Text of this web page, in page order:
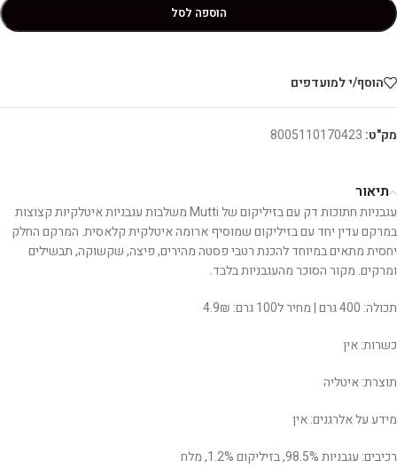
הוספה לסל
הוסף/י למועדפים
מק"ט: 8005110170423
תיאור
עגבניות חתוכות דק עם בזיליקום של Mutti משלבות עגבניות איטלקיות קצוצות
במרקם עדין יחד עם בזיליקום שמוסיף ארומה איטלקית קלאסית. המרקם החלק
יחסית מתאים במיוחד להכנת רטבי פסטה מהירים, פיצה, שקשוקה, תבשילים
ומרקים. מקור הסוכר מהעגבניות בלבד.
תכולה: 400 גרם | מחיר ל100 גרם: 4.9₪
כשרות: אין
תוצרת: איטליה
מידע על אלרגנים: אין
רכיבים: עגבניות 98.5%, בזיליקום 1.2%, מלח